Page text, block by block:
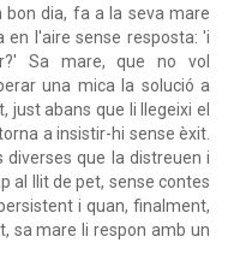
bon dia, fa a la seva mare
en l'aire sense resposta: 'i
Sa mare, que no vol
una mica la solució a
abans que li llegeixi el
a insistir-hi sense èxit.
diverses que la distreuen i
al llit de pet, sense contes
i quan, finalment,
sa mare li respon amb un